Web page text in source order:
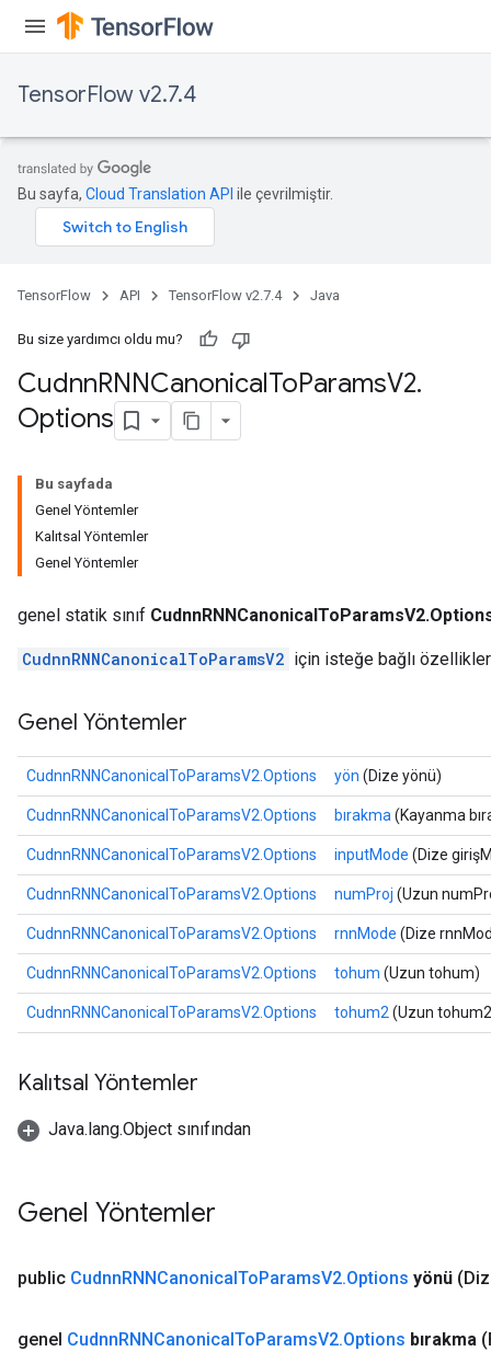
TensorFlow v2.7.4
Bu sayfa, Cloud Translation API ile çevrilmiştir.
TensorFlow API TensorFlow v2.7.4 Java
Bu size yardımcı oldu mu?
CudnnRNNCanonicalToParamsV2.
Options
Bu sayfada
Genel Yöntemler
Kalıtsal Yöntemler
Genel Yöntemler
genel statik sınıf
CudnnRNNCanonicalToParamsV2 için isteğe bağlı özellikler
Genel Yöntemler
CudnnRNNCanonicalToParamsV2.Options yön (Dize yönü)
CudnnRNNCanonicalToParamsV2.Options bırakma (Kayanma
CudnnRNNCanonicalToParamsV2.Options inputMode (Dize
CudnnRNNCanonicalToParamsV2.Options numProj (Uzun
CudnnRNNCanonicalToParamsV2.Options rnnMode (Dize
CudnnRNNCanonicalToParamsV2.Options tohum (Uzun tohum)
CudnnRNNCanonicalToParamsV2.Options tohum2 (Uzun
Kalıtsal Yöntemler
Java.lang.Object sınıfından
Genel Yöntemler
public CudnnRNNCanonicalToParamsV2.Options yönü
genel CudnnRNNCanonicalToParamsV2.Options bırakma